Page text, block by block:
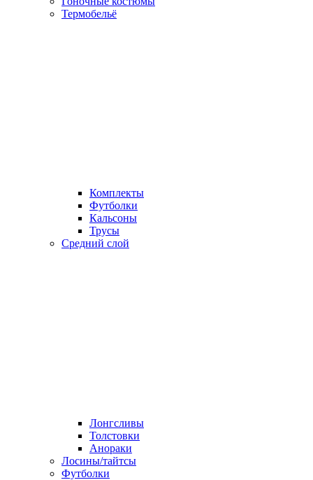
Термобельё
Комплекты
Футболки
Кальсоны
Трусы
Средний слой
Лонгсливы
Толстовки
Анораки
Лосины/тайтсы
Футболки